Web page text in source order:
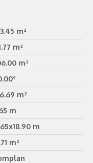
m²
m²
m³
m²
m
m
m²